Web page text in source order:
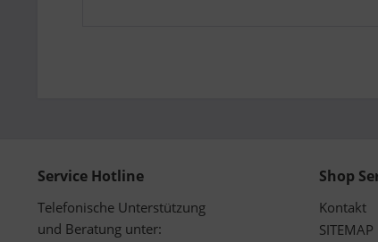
Service Hotline
Telefonische Unterstützung
und Beratung unter:
Shop
Kontakt
SITEMAP